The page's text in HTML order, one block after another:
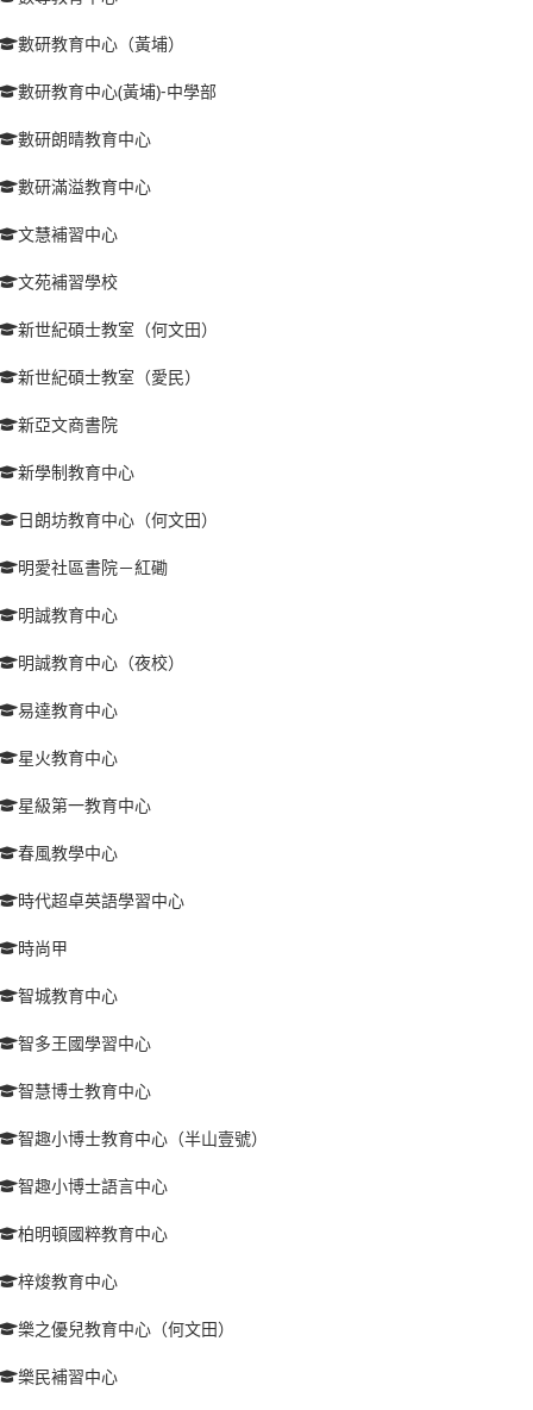
數研教育中心（黃埔）
數研教育中心(黃埔)-中學部
數研朗晴教育中心
數研滿溢教育中心
文慧補習中心
文苑補習學校
新世紀碩士教室（何文田）
新世紀碩士教室（愛民）
新亞文商書院
新學制教育中心
日朗坊教育中心（何文田）
明愛社區書院－紅磡
明誠教育中心
明誠教育中心（夜校）
易達教育中心
星火教育中心
星級第一教育中心
春風教學中心
時代超卓英語學習中心
時尚甲
智城教育中心
智多王國學習中心
智慧博士教育中心
智趣小博士教育中心（半山壹號）
智趣小博士語言中心
柏明頓國粹教育中心
梓焌教育中心
樂之優兒教育中心（何文田）
樂民補習中心